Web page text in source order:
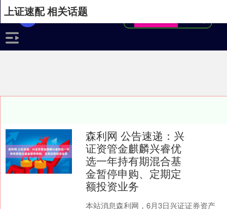
上证速配 相关话题
森利网 公告速递：兴
证资管金麒麟兴睿优
选一年持有期混合基
金暂停申购、定期定
额投资业务
本站消息森利网，6月3日兴证证券资产